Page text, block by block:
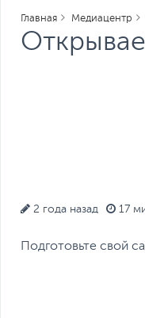
Главная Медиацентр
2 года назад 17
Подготовьте свой